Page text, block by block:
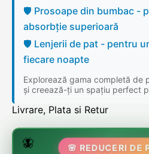
🛡️ Prosoape din bumbac -
absorbție superioară
🛡️ Lenjerii de pat - pentru
fiecare noapte
Explorează gama completă de
și creează-ți un spațiu perfect
Livrare, Plata si Retur
🌷
🦋 🌸 REDUCERI DE